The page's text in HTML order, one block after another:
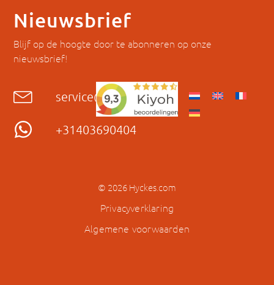
Nieuwsbrief
Blijf op de hoogte door te abonneren op onze
nieuwsbrief!
service@hyckes.com
+31403690404
© 2026 Hyckes.com
Privacyverklaring
Algemene voorwaarden